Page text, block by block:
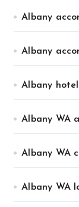
Albany
Albany
Albany
Albany WA
Albany WA
Albany WA